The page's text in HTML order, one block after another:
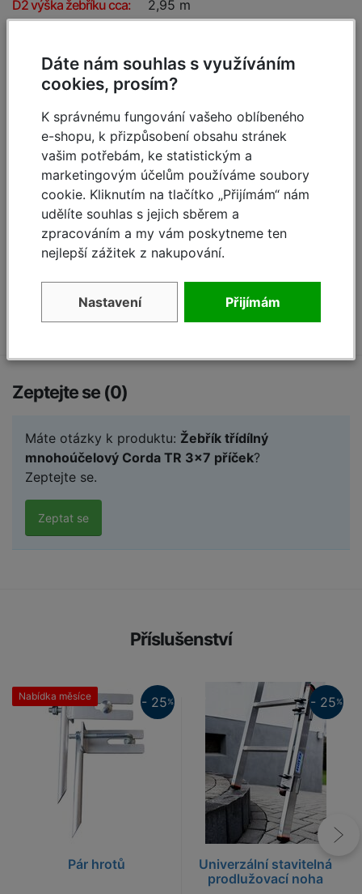
D2 výška žebříku cca: 2,95 m
Hmotnost: 10,50 kg
Dokumenty
navod-zebrik-corda-3x-krause-dssro-1.pdf
[3.52 MB, PDF]
navod-zebrik-corda-1x-krause-dssro-2.pdf
[212.0 kB, PDF]
navod-zebrik-corda-3x-krause-dssro-3.pdf
navod-zebrik-corda-3x-krause-dssro-4.pdf
[223.0 kB, PDF]
Zeptejte se (0)
Máte otázky k produktu: Žebřík třídílný
mnohoúčelový Corda TR 3x7 příček?
Zeptejte se.
Zeptat se
Příslušenství
Pár hrotů
Nabídka měsíce
- 25%
Univerzální stavitelná
prodlužovací noha
- 25%
Dáte nám souhlas s využíváním
cookies, prosím?
K správnému fungování vašeho oblíbeného
e-shopu, k přizpůsobení obsahu stránek
vašim potřebám, ke statistickým a
marketingovým účelům používáme soubory
cookie. Kliknutím na tlačítko „Přijímám“ nám
udělíte souhlas s jejich sběrem a
zpracováním a my vám poskytneme ten
nejlepší zážitek z nakupování.
Nastavení Přijímám